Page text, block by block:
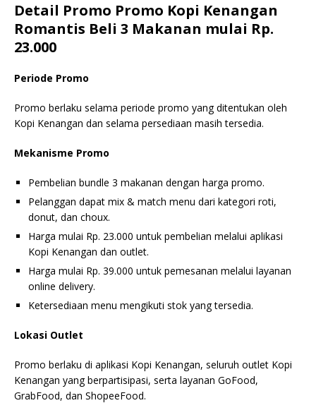
Detail Promo Promo Kopi Kenangan
Romantis Beli 3 Makanan mulai Rp.
23.000
Periode Promo
Promo berlaku selama periode promo yang ditentukan oleh
Kopi Kenangan dan selama persediaan masih tersedia.
Mekanisme Promo
Pembelian bundle 3 makanan dengan harga promo.
Pelanggan dapat mix & match menu dari kategori roti,
donut, dan choux.
Harga mulai Rp. 23.000 untuk pembelian melalui aplikasi
Kopi Kenangan dan outlet.
Harga mulai Rp. 39.000 untuk pemesanan melalui layanan
online delivery.
Ketersediaan menu mengikuti stok yang tersedia.
Lokasi Outlet
Promo berlaku di aplikasi Kopi Kenangan, seluruh outlet Kopi
Kenangan yang berpartisipasi, serta layanan GoFood,
GrabFood, dan ShopeeFood.